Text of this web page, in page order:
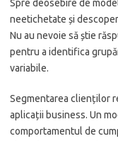
Spre deosebire de
neetichetate și
Nu au nevoie să știe
pentru a identifica
variabile.
Segmentarea clienților
aplicații business. Un
comportamentul de